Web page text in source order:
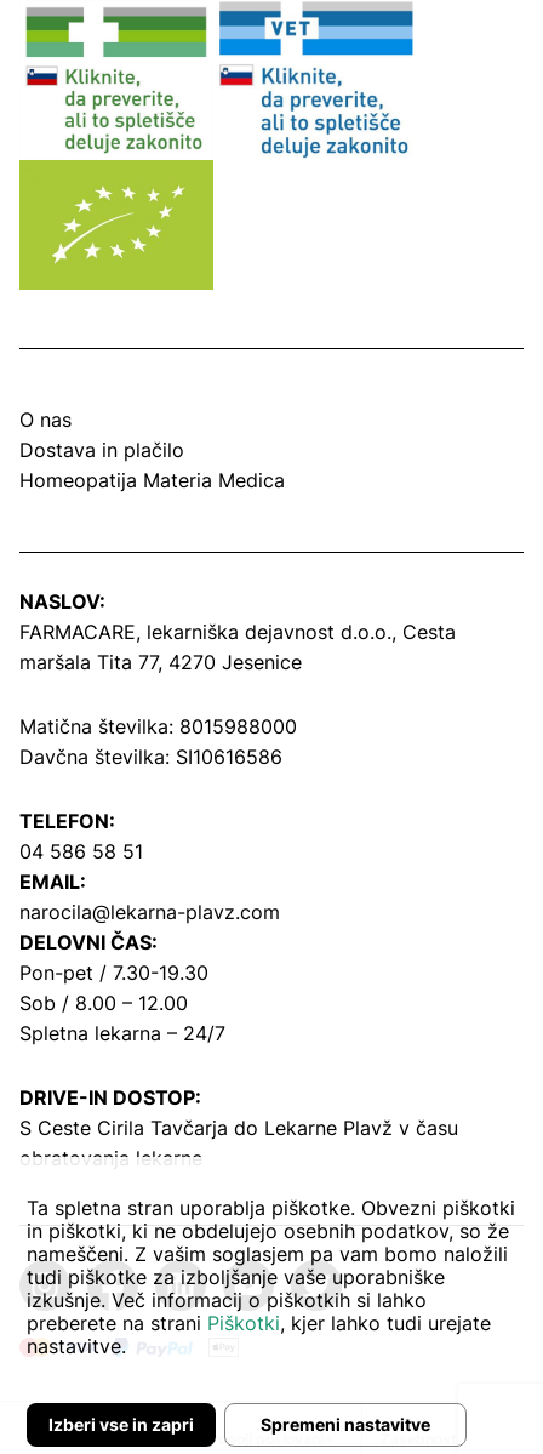
O nas
Dostava in plačilo
Homeopatija Materia Medica
NASLOV:
FARMACARE, lekarniška dejavnost d.o.o., Cesta
maršala Tita 77, 4270 Jesenice
Matična številka: 8015988000
Davčna številka: SI10616586
TELEFON:
04 586 58 51
EMAIL:
narocila@lekarna-plavz.com
DELOVNI ČAS:
Pon-pet / 7.30-19.30
Sob / 8.00 – 12.00
Spletna lekarna – 24/7
DRIVE-IN DOSTOP:
S Ceste Cirila Tavčarja do Lekarne Plavž v času
obratovanja lekarne
Avtor: Pogoji poslovanja Zasebnost in piškoti
Ta spletna stran uporablja piškotke. Obvezni piškotki
in piškotki, ki ne obdelujejo osebnih podatkov, so že
nameščeni. Z vašim soglasjem pa vam bomo naložili
tudi piškotke za izboljšanje vaše uporabniške
izkušnje. Več informacij o piškotkih si lahko
preberete na strani Piškotki, kjer lahko tudi urejate
nastavitve.
Spremeni nastavitve
Izberi vse in zapri